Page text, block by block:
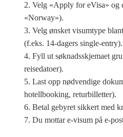
Velg «Apply for eVisa» og
«Norway»).
Velg ønsket visumtype
(f.eks. 14-dagers single-entry).
Fyll ut søknadsskjemaet
reisedatoer).
Last opp nødvendige
hotellbooking, returbilletter).
Betal gebyret sikkert med
Du mottar e-visum på e-